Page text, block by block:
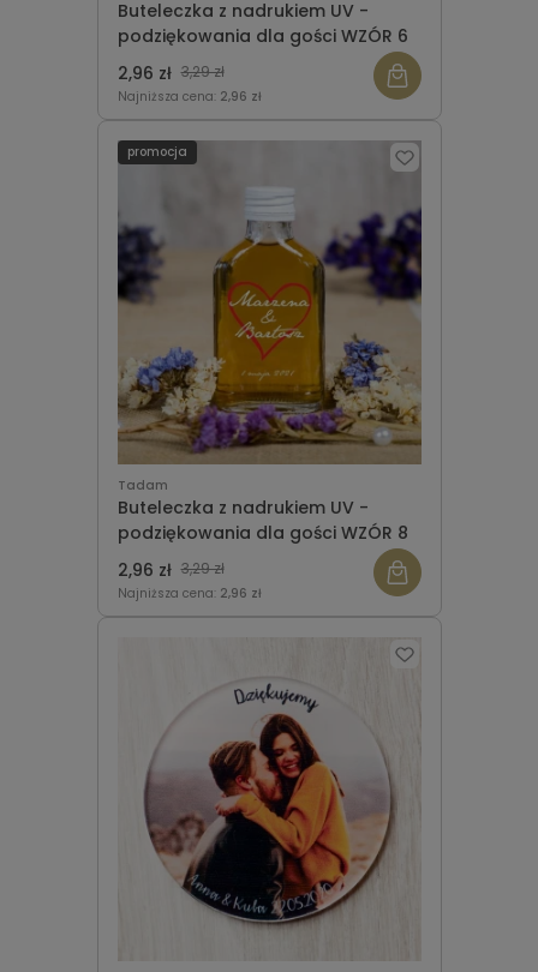
Buteleczka z nadrukiem UV -
podziękowania dla gości WZÓR 6
2,96 zł 3,29 zł
Najniższa cena: 2,96 zł
Tadam
Buteleczka z nadrukiem UV -
podziękowania dla gości WZÓR 8
2,96 zł 3,29 zł
Najniższa cena: 2,96 zł
promocja